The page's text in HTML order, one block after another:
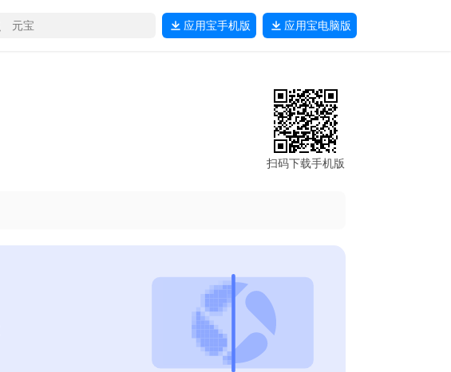
应用宝手机版 应用宝电脑版
扫码下载手机版